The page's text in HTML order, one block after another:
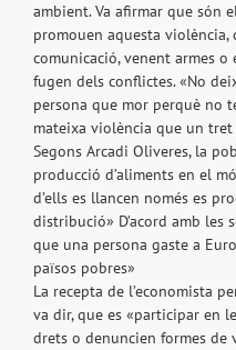
ambient. Va afirmar que són
promouen aquesta
comunicació, venent armes
fugen dels conflictes. «No
persona que mor perquè no
mateixa violència que un
Segons Arcadi Oliveres, la
producció d’aliments en el
d’ells es llancen només es
distribució» D’acord amb les
que una persona gaste a
països pobres»
La recepta de l’economista
va dir, que es «participar en
drets o denuncien formes de